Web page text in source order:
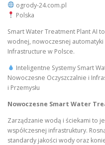
ogrody-24.com.pl
Polska
Smart Water Treatment Plant AI
wodnej, nowoczesnej
Infrastructure w Polsce.
Inteligentne Systemy Smart
Nowoczesne Oczyszczalnie i
i Przemysłu
Nowoczesne Smart Water
Zarządzanie wodą i ściekami to
współczesnej infrastruktury.
standardy jakości wody oraz